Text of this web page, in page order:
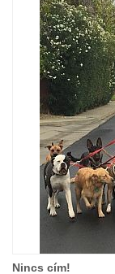
Nincs cím!